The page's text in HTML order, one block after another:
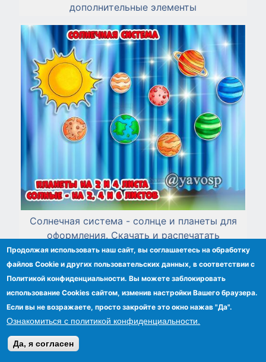
дополнительные элементы
Солнечная система - солнце и планеты для
оформления. Скачать и распечатать
Продолжая использовать наш сайт, вы соглашаетесь на обработку
файлов Сookie и других пользовательских данных, в соответствии с
Политикой конфиденциальности. Вы можете заблокировать
использование Cookies сайтом, изменив настройки Вашего браузера.
Если вы не возражаете, просто закройте это окно нажав "Да".
Ознакомиться с политикой конфиденциальности.
Да, я согласен